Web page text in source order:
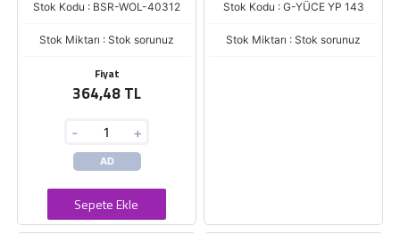
Stok Kodu : BSR-WOL-40312
Stok Miktarı : Stok sorunuz
Fiyat
364,48 TL
- +
AD
Sepete Ekle
Stok Kodu : G-YÜCE YP 143
Stok Miktarı : Stok sorunuz